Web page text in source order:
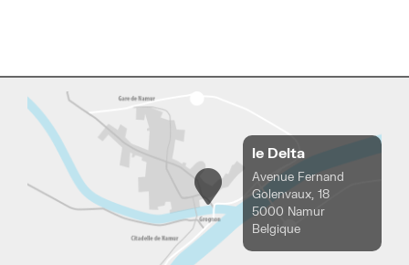
le Delta
Avenue Fernand
Golenvaux, 18
5000 Namur
Belgique